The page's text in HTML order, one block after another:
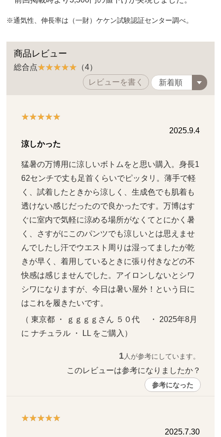
※通気性、伸長率は（一財）ケケン試験認証センター調べ。
商品レビュー
総合点
（4）
レビューを書く
2025.9.4
涼しかった
猛暑の万博用に涼しいボトムをと思い購入。身長1
62センチで丈も足首くらいでピッタリ。薄手で軽
く、試着したときから涼しく、生成色でも肌着も
透けない感じだったので良かったです。万博はす
ぐに室内で気軽に涼める場所がなくてとにかく暑
く、さすがにこのパンツでも涼しいとは思えませ
んでしたし汗でウエスト周りは湿ってましたが乾
きが早く、着用しているときに張り付きなどの不
快感は感じませんでした。アイロンしないとシワ
シワになりますが、今日は暑い屋外！という日に
はこれを履きたいです。
（ 東京都 ・ ｇｇｇｇさん ５０代     ・ 2025年8月
に ナチュラル ・ LL をご購入）
1人が参考にしています。
このレビューは参考になりましたか？
参考になった
2025.7.30